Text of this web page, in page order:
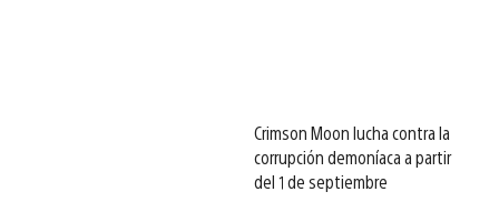
Crimson Moon lucha contra la
corrupción demoníaca a partir
del 1 de septiembre